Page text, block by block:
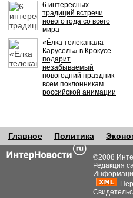
6 интересных
традиций встречи
нового года со всего
мира
«Ёлка телеканала
Карусель» в Крокусе
подарит
незабываемый
новогодний праздник
всем поклонникам
российской анимации
Главное Политика
©2008
Редакция